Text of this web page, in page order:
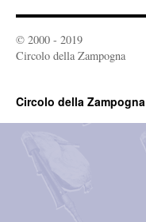
© 2000 - 2019
Circolo della Zampogna
Circolo della Zampogna